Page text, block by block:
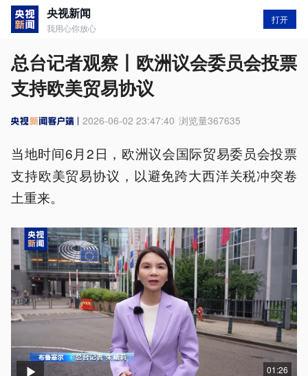
央视新闻
我用心你放心
打开
总台记者观察丨欧洲议会委员会投票
支持欧美贸易协议
2026-06-02 23:47:40 浏览量367635
当地时间6月2日，欧洲议会国际贸易委员会投票
支持欧美贸易协议，以避免跨大西洋关税冲突卷
土重来。
01:26